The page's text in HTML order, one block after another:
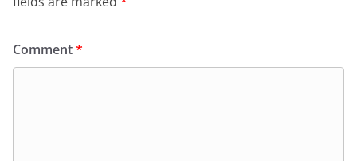
Comment*